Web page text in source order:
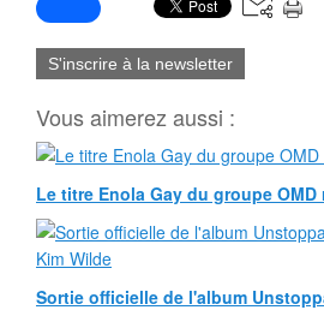
S'inscrire à la newsletter
Vous aimerez aussi :
Le titre Enola Gay du groupe
Sortie officielle de l'album